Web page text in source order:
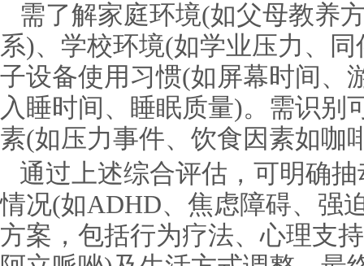
需了解家庭环境(如父母教养
系)、学校环境(如学业压力、
子设备使用习惯(如屏幕时间、
入睡时间、睡眠质量)。需识别
素(如压力事件、饮食因素如咖
通过上述综合评估，可明确
情况(如ADHD、焦虑障碍、强
方案，包括行为疗法、心理支